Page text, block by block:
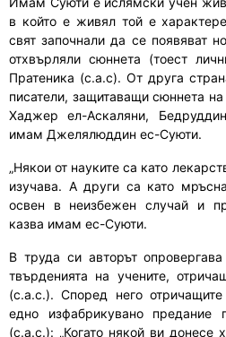
в който е живял той е
свят започнали да се появяват
отхвърляли сюннета (тоест
Пратеника (с.а.с). От друга
писатели, защитаващи сюннета
Хаджер ел-Аскаляни,
имам Джелялюддин ес-Суюти.
„Някои от науките са като
изучава. А други са като
освен в неизбежен случай и
казва имам ес-Суюти.
В труда си авторът
твърденията на учените,
(с.а.с.). Според него
едно изфабрикувано предание
(с.а.с.): „Когато някой ви донесе